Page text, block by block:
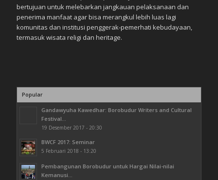
bertujuan untuk melebarkan jangkauan pelaksanaan dan
penerima manfaat agar bisa merangkul lebih luas lagi
komunitas dan institusi penggerak-pemerhati kebudayaan,
termasuk wisata religi dan heritage.
Popular
Gandawyuha Kawedhar: Borobudur Writers and Cultural
Festival...
19 Desember 2017 - 20:30
BWCF 2017: Seminar
5 Februari 2018 - 13:20
Pembangunan Borobudur untuk Hargai Nilai-nilai
Kemanusi...